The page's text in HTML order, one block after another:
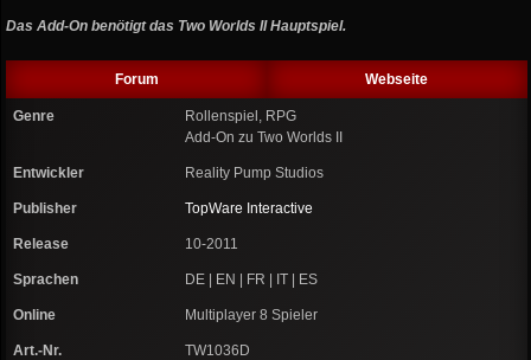
Das Add-On benötigt das Two Worlds II Hauptspiel.
Forum Webseite
Genre
Rollenspiel, RPG
Add-On zu Two Worlds II
Entwickler Reality Pump Studios
Publisher TopWare Interactive
Release 10-2011
Sprachen DE | EN | FR | IT | ES
Online Multiplayer 8 Spieler
Art.-Nr. TW1036D